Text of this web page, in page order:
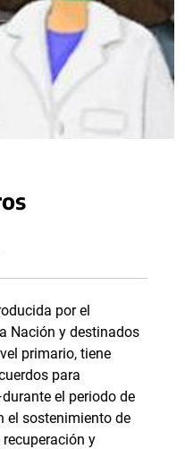
por el
Nación y destinados
primario, tiene
para
el periodo de
el sostenimiento de
y